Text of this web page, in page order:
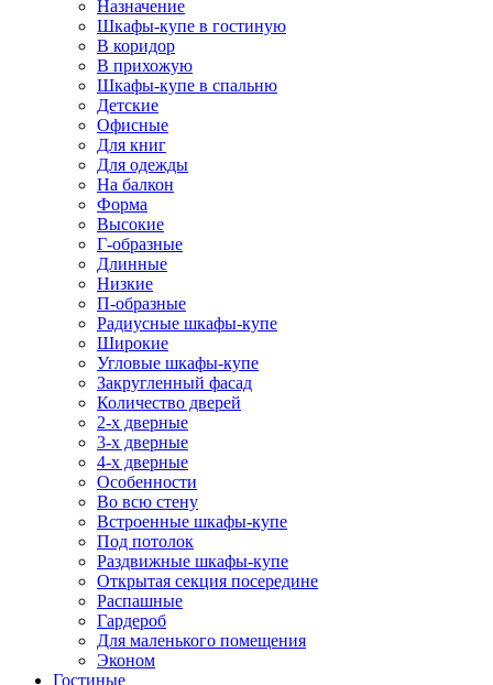
Назначение
Шкафы-купе в гостиную
В коридор
В прихожую
Шкафы-купе в спальню
Детские
Офисные
Для книг
Для одежды
На балкон
Форма
Высокие
Г-образные
Длинные
Низкие
П-образные
Радиусные шкафы-купе
Широкие
Угловые шкафы-купе
Закругленный фасад
Количество дверей
2-х дверные
3-х дверные
4-х дверные
Особенности
Во всю стену
Встроенные шкафы-купе
Под потолок
Раздвижные шкафы-купе
Открытая секция посередине
Распашные
Гардероб
Для маленького помещения
Эконом
Гостиные